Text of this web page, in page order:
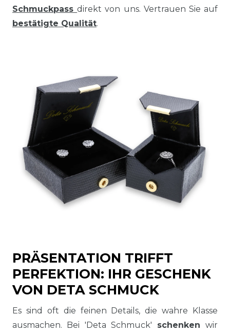
Schmuckpassdirekt von uns. Vertrauen Sie auf
bestätigte Qualität.
PRÄSENTATION TRIFFT
PERFEKTION: IHR GESCHENK
VON DETA SCHMUCK
Es sind oft die feinen Details, die wahre Klasse
ausmachen. Bei 'Deta Schmuck' schenkenwir